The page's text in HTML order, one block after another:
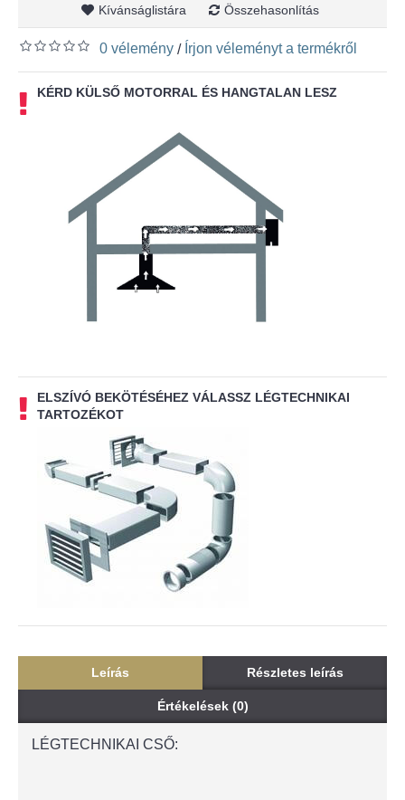
Kívánságlistára Összehasonlítás
0 vélemény / Írjon véleményt a termékről
KÉRD KÜLSŐ MOTORRAL ÉS HANGTALAN LESZ
ELSZÍVÓ BEKÖTÉSÉHEZ VÁLASSZ LÉGTECHNIKAI
TARTOZÉKOT
Leírás Részletes leírás
Értékelések (0)
LÉGTECHNIKAI CSŐ: